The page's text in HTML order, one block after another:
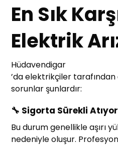
En Sık
Elektrik
Hüdavendigar
’da elektrikçiler tarafından
sorunlar şunlardır:
🔧 Sigorta Sürekli Atıyor
Bu durum genellikle aşırı
nedeniyle oluşur.